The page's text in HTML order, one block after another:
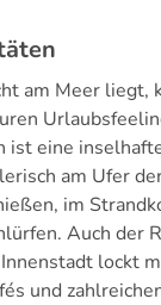
am Meer liegt,
ist eine
am Ufer
im
Auch der
lockt
und